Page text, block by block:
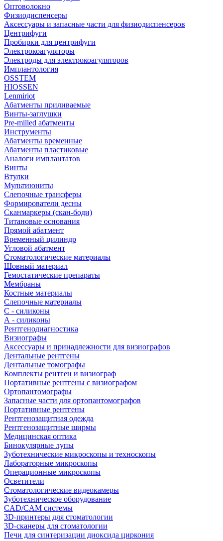
Оптоволокно
Физиодиспенсеры
Аксессуары и запасные части для физиодиспенсеров
Центрифуги
Пробирки для центрифуги
Электрокоагуляторы
Электроды для электрокоагуляторов
Имплантология
OSSTEM
HIOSSEN
Lenmiriot
Абатменты приливаемые
Винты-заглушки
Pre-milled абатменты
Инструменты
Абатменты временные
Абатменты пластиковые
Аналоги имплантатов
Винты
Втулки
Мультиюниты
Слепочные трансферы
Формирователи десны
Сканмаркеры (скан-боди)
Титановые основания
Прямой абатмент
Временный цилиндр
Угловой абатмент
Стоматологические материалы
Шовный материал
Гемостатические препараты
Мембраны
Костные материалы
Слепочные материалы
C - силиконы
А - силиконы
Рентгенодиагностика
Визиографы
Аксессуары и принадлежности для визиографов
Дентальные рентгены
Дентальные томографы
Комплекты рентген и визиограф
Портативные рентгены с визиографом
Ортопантомографы
Запасные части для ортопантомографов
Портативные рентгены
Рентгенозащитная одежда
Рентгенозащитные ширмы
Медицинская оптика
Бинокулярные лупы
Зуботехнические микроскопы и техноскопы
Лабораторные микроскопы
Операционные микроскопы
Осветители
Стоматологические видеокамеры
Зуботехническое оборудование
CAD/CAM системы
3D-принтеры для стоматологии
3D-сканеры для стоматологии
Печи для синтеризации диоксида циркония